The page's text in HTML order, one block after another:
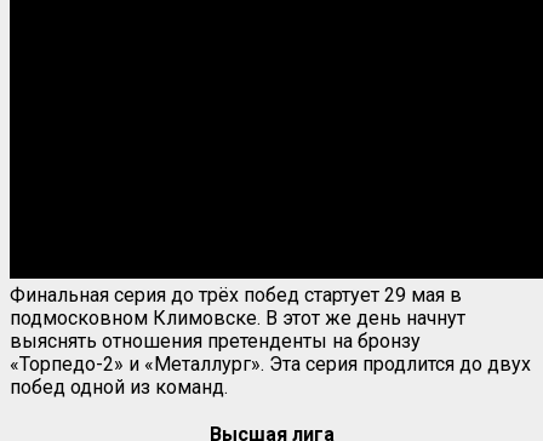
Финальная серия до трёх побед стартует 29 мая в
подмосковном Климовске. В этот же день начнут
выяснять отношения претенденты на бронзу
«Торпедо-2» и «Металлург». Эта серия продлится до двух
побед одной из команд.
Высшая лига